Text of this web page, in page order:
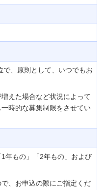
、原則として、いつでもお
えた場合など状況によって
時的な募集制限をさせてい
年もの」「2年もの」および
、お申込の際にご指定くだ